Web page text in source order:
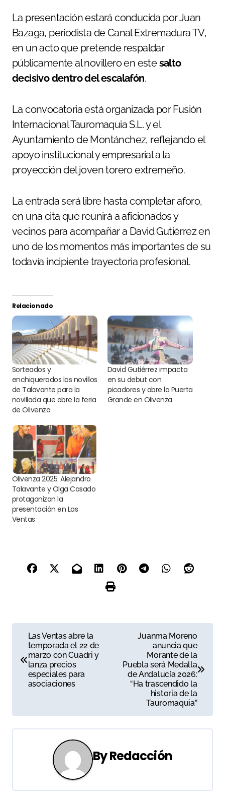
La presentación estará conducida por Juan
Bazaga, periodista de Canal Extremadura TV,
en un acto que pretende respaldar
públicamente al novillero en estesalto
decisivo dentro del escalafón.
La convocatoria está organizada por Fusión
Internacional Tauromaquia S.L. y el
Ayuntamiento de Montánchez, reflejando el
apoyo institucional y empresarial a la
proyección del joven torero extremeño.
La entrada será libre hasta completar aforo,
en una cita que reunirá a aficionados y
vecinos para acompañar a David Gutiérrez en
uno de los momentos más importantes de su
todavía incipiente trayectoria profesional.
Relacionado
Sorteados y
enchiquerados los novillos
de Talavante para la
novillada que abre la feria
de Olivenza
David Gutiérrez impacta
en su debut con
picadores y abre la Puerta
Grande en Olivenza
Olivenza 2025: Alejandro
Talavante y Olga Casado
protagonizan la
presentación en Las
Ventas
a
g
a
Las Ventas abre la
temporada el 22 de
marzo con Cuadri y
lanza precios
especiales para
asociaciones
Juanma Moreno
anuncia que
Morante de la
Puebla será Medalla
de Andalucía 2026:
“Ha trascendido la
historia de la
Tauromaquia”
ByRedacción